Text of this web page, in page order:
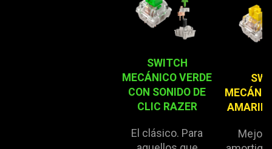
SWITCH
MECÁNICO VERDE
CON SONIDO DE
CLIC RAZER
El clásico. Para